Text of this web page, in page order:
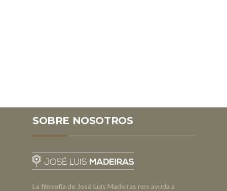
SOBRE NOSOTROS
La filosofía de José Luís Madeiras nos ayuda a